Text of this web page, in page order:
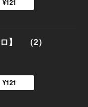
¥121
】 （2）
¥121